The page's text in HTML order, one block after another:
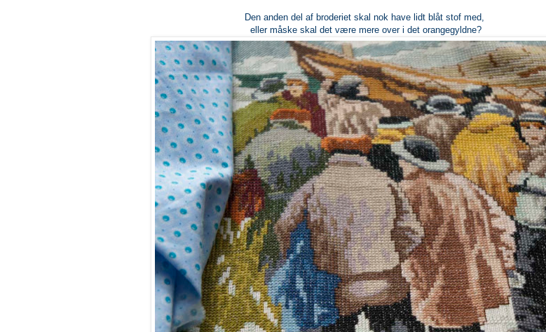
Den anden del af broderiet skal nok have lidt blåt stof med,
eller måske skal det være mere over i det orangegyldne?